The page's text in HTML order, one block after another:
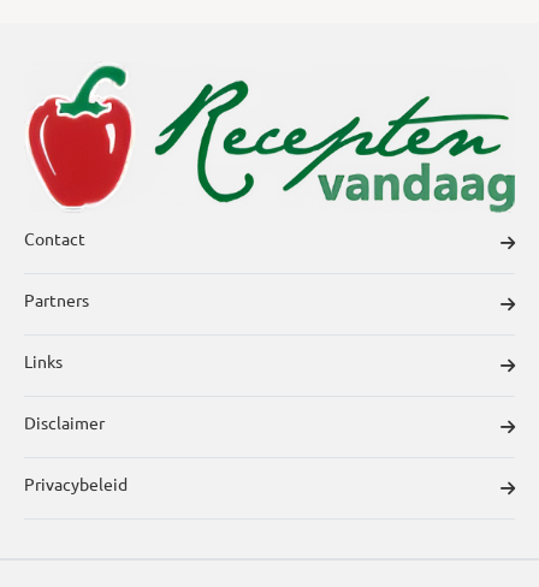
Contact
Partners
Links
Disclaimer
Privacybeleid